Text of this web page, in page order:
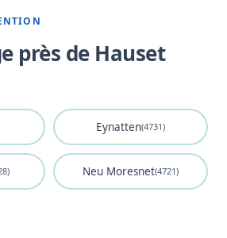
près de Hauset
Eynatten(4731)
Neu Moresnet(4721)